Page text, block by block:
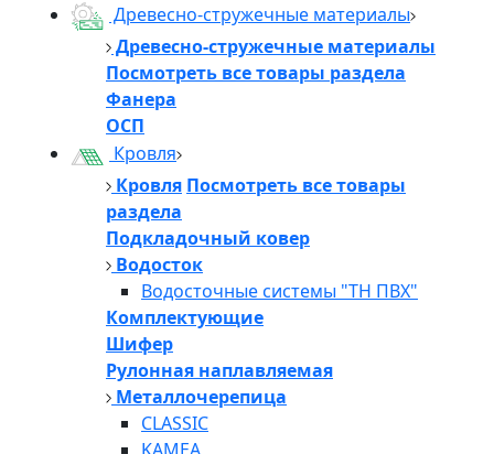
Древесно-стружечные материалы
Древесно-стружечные материалы
Посмотреть все товары раздела
Фанера
ОСП
Кровля
Кровля Посмотреть все товары
раздела
Подкладочный ковер
Водосток
Водосточные системы "ТН ПВХ"
Комплектующие
Шифер
Рулонная наплавляемая
Металлочерепица
CLASSIC